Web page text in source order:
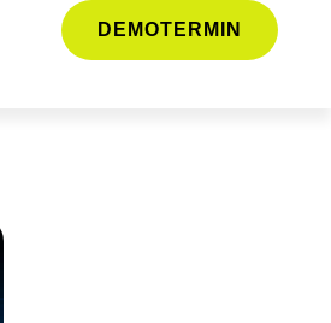
DEMOTERMIN